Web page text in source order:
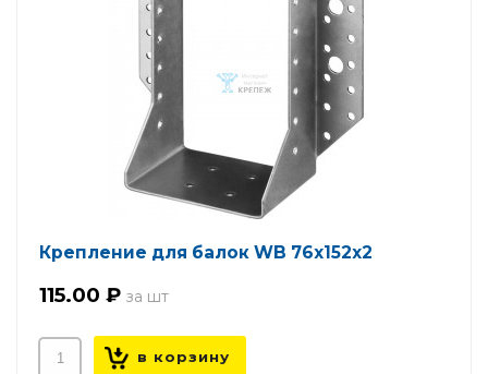
Крепление для балок WB 76х152х2
115.00 ₽